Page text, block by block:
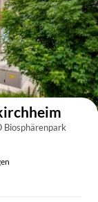
der Karte anzeigen
Biosphärenpark